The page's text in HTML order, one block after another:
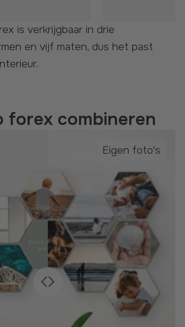
en vijf maten, dus het past
forex combineren
Eigen foto's